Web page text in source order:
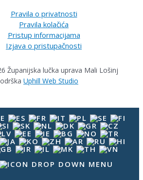
Pravila o privatnosti
Pravila kolačića
Pristup informacijama
Izjava o pristupačnosti
Županijska lučka uprava Mali Lošinj
Uphill Web Studio